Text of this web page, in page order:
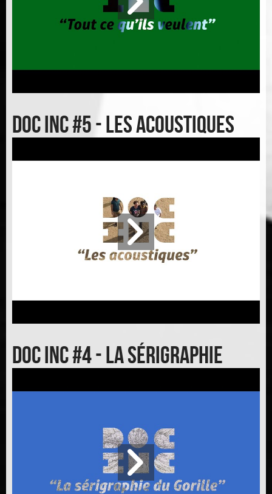
Doc inc #5 - Les acoustiques
Doc inc #4 - La sérigraphie